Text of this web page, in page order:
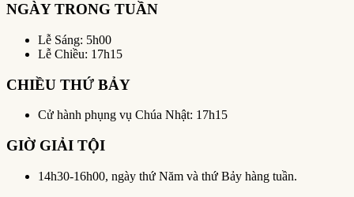
NGÀY TRONG TUẦN
Lễ Sáng: 5h00
Lễ Chiều: 17h15
CHIỀU THỨ BẢY
Cử hành phụng vụ Chúa Nhật: 17h15
GIỜ GIẢI TỘI
14h30-16h00, ngày thứ Năm và thứ Bảy hàng tuần.